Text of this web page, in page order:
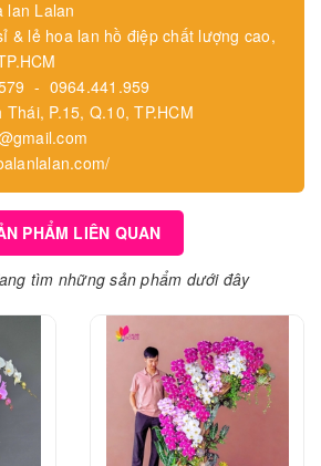
lan Lalan
& lẻ hoa lan hồ điệp chất lượng cao,
- 0964.441.959
P.15, Q.10, TP.HCM
PHẨM LIÊN QUAN
tìm những sản phẩm dưới đây